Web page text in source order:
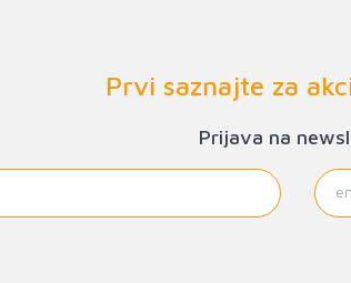
Prvi saznajte za
Prijava na